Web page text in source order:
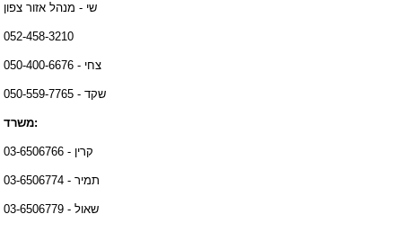
שי - מנהל אזור צפון
052-458-3210
צחי - 050-400-6676
שקד - 050-559-7765
משרד:
קרין - 03-6506766
תמיר - 03-6506774
שאול - 03-6506779